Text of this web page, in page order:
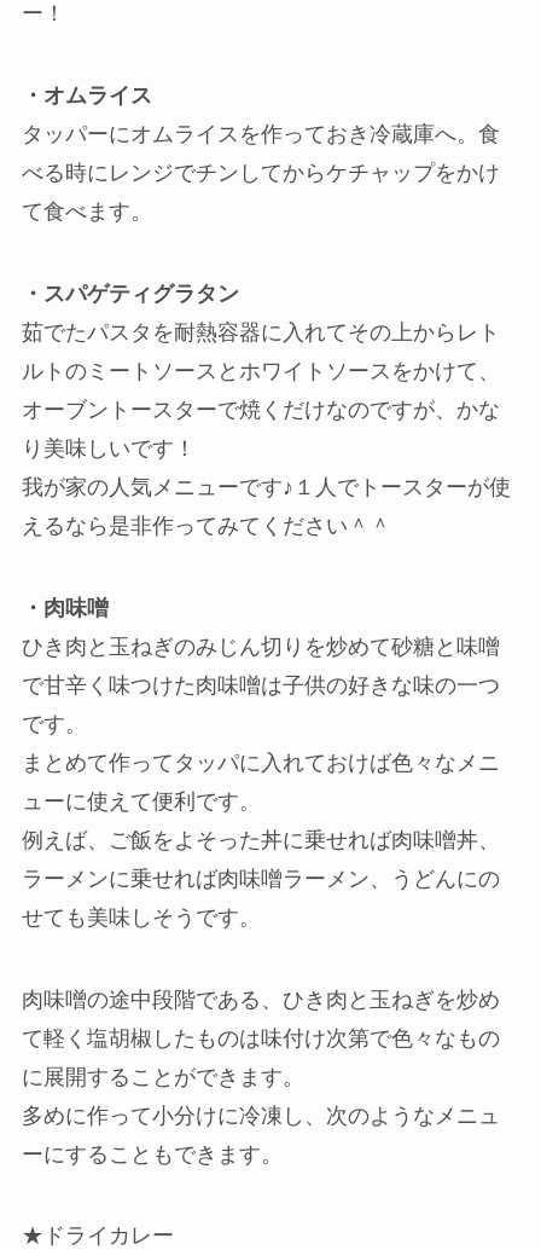
ー！
・オムライス
タッパーにオムライスを作っておき冷蔵庫へ。食
べる時にレンジでチンしてからケチャップをかけ
て食べます。
・スパゲティグラタン
茹でたパスタを耐熱容器に入れてその上からレト
ルトのミートソースとホワイトソースをかけて、
オーブントースターで焼くだけなのですが、かな
り美味しいです！
我が家の人気メニューです♪１人でトースターが使
えるなら是非作ってみてください＾＾
・肉味噌
ひき肉と玉ねぎのみじん切りを炒めて砂糖と味噌
で甘辛く味つけた肉味噌は子供の好きな味の一つ
です。
まとめて作ってタッパに入れておけば色々なメニ
ューに使えて便利です。
例えば、ご飯をよそった丼に乗せれば肉味噌丼、
ラーメンに乗せれば肉味噌ラーメン、うどんにの
せても美味しそうです。
肉味噌の途中段階である、ひき肉と玉ねぎを炒め
て軽く塩胡椒したものは味付け次第で色々なもの
に展開することができます。
多めに作って小分けに冷凍し、次のようなメニュ
ーにすることもできます。
★ドライカレー